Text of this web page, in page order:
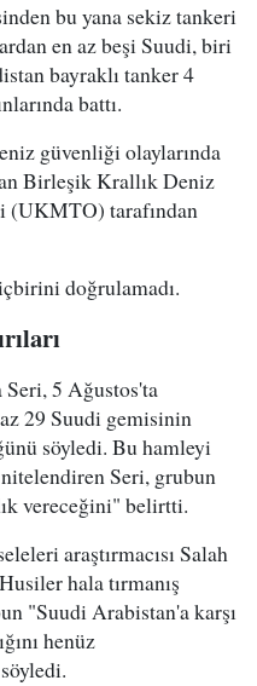
bu yana sekiz tankeri
en az beşi Suudi, biri
bayraklı tanker 4
battı.
güvenliği olaylarında
Birleşik Krallık Deniz
(UKMTO) tarafından
doğrulamadı.
5 Ağustos'ta
29 Suudi gemisinin
söyledi. Bu hamleyi
Seri, grubun
vereceğini" belirtti.
araştırmacısı Salah
hala tırmanış
"Suudi Arabistan'a karşı
henüz